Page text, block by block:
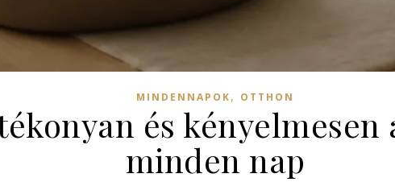
MINDENNAPOK, OTTHON
és kényelmesen
minden nap